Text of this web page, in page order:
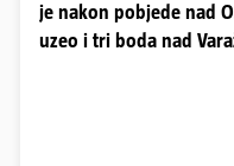
je nakon pobjede nad
uzeo i tri boda nad